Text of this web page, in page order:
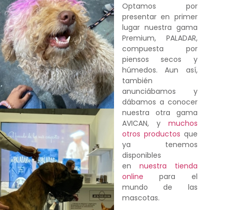
Optamos por
presentar en primer
lugar nuestra gama
Premium, PALADAR,
compuesta por
piensos secos y
húmedos. Aun así,
también
anunciábamos y
dábamos a conocer
nuestra otra gama
AVICAN, ymuchos
otros productos que
ya tenemos
disponibles
en nuestra tienda
online para el
mundo de las
mascotas.